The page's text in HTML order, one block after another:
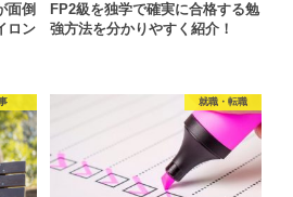
面倒
ロン
FP2級を独学で確実に合格する勉
強方法を分かりやすく紹介！
就職・転職